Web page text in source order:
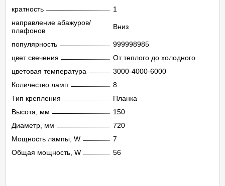
кратность
1
направление абажуров/
плафонов
Вниз
популярность
999998985
цвет свечения
От теплого до холодного
цветовая температура
3000-4000-6000
Количество ламп
8
Тип крепления
Планка
Высота, мм
150
Диаметр, мм
720
Мощность лампы, W
7
Общая мощность, W
56